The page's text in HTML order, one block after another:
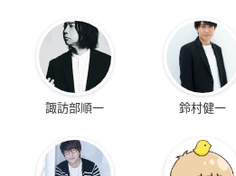
諏訪部順一 鈴村健一